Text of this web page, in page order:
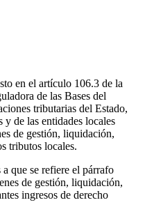
en el artículo 106.3 de la
de las Bases del
tributarias del Estado,
y de las entidades locales
de gestión, liquidación,
tributos locales.
que se refiere el párrafo
de gestión, liquidación,
ingresos de derecho